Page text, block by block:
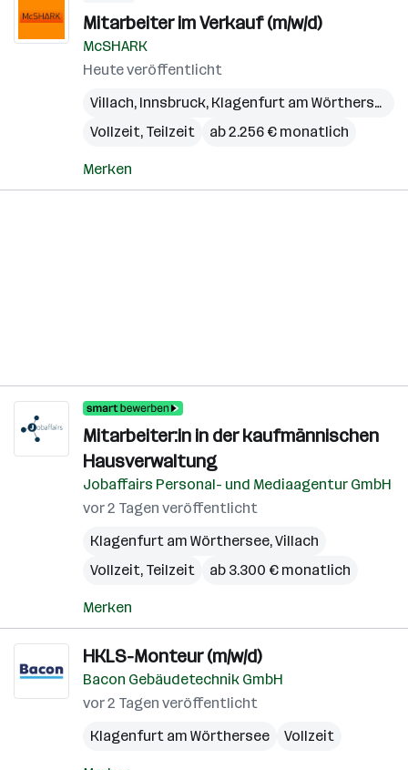
Mitarbeiter im Verkauf (m/w/d)
McSHARK
Heute veröffentlicht
Villach, Innsbruck, Klagenfurt am Wörthersee
Vollzeit, Teilzeit
ab 2.256 € monatlich
Merken
Mitarbeiter:in in der kaufmännischen
Hausverwaltung
Jobaffairs Personal- und Mediaagentur GmbH
vor 2 Tagen veröffentlicht
Klagenfurt am Wörthersee,Villach
Vollzeit, Teilzeit
ab 3.300 € monatlich
Merken
HKLS-Monteur (m/w/d)
Bacon Gebäudetechnik GmbH
vor 2 Tagen veröffentlicht
Klagenfurt am Wörthersee
Vollzeit